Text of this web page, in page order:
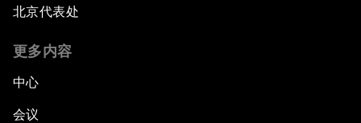
北京代表处
更多内容
中心
会议